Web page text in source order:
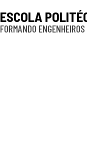
ESCOLA
FORMANDO